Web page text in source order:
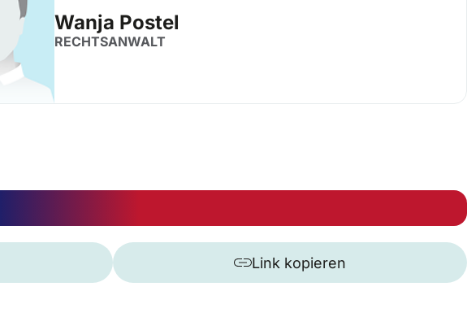
Wanja Postel
RECHTSANWALT
Link kopieren